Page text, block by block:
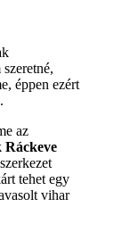
éppen ezért
az
Ráckeve
tehet egy
vihar